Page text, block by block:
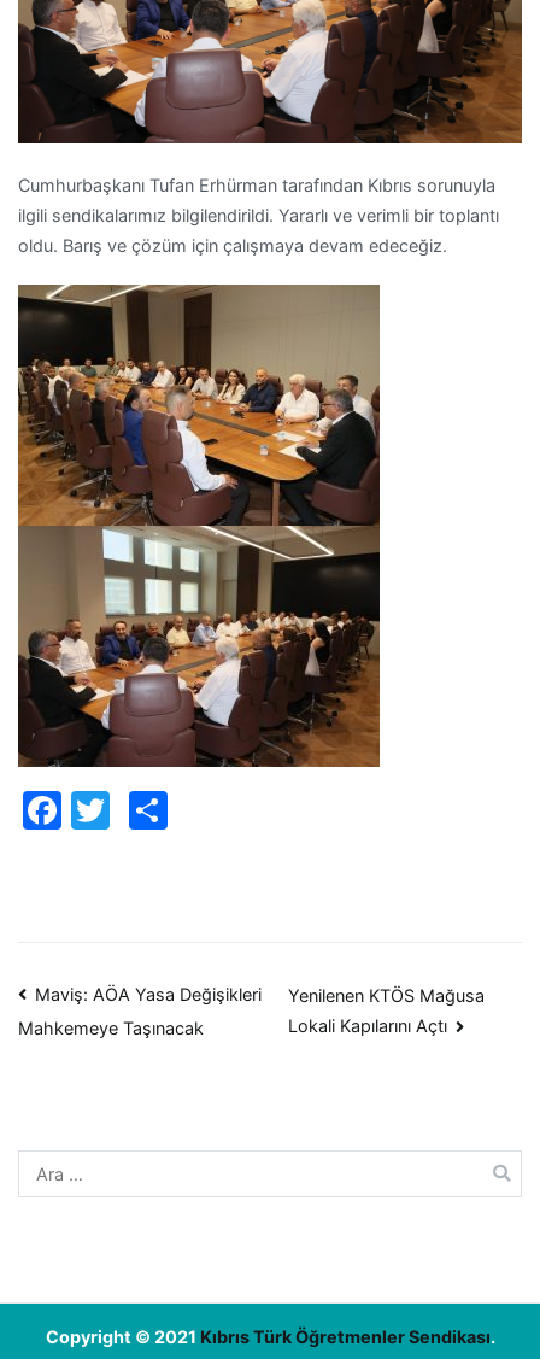
Cumhurbaşkanı Tufan Erhürman tarafından Kıbrıs sorunuyla
ilgili sendikalarımız bilgilendirildi. Yararlı ve verimli bir toplantı
oldu. Barış ve çözüm için çalışmaya devam edeceğiz.
Facebook
Twitter
Yazı
Maviş: AÖA Yasa Değişikleri
Mahkemeye Taşınacak
Yenilenen KTÖS Mağusa
Lokali Kapılarını Açtı
Arama:
Copyright © 2021 Kıbrıs Türk Öğretmenler Sendikası.